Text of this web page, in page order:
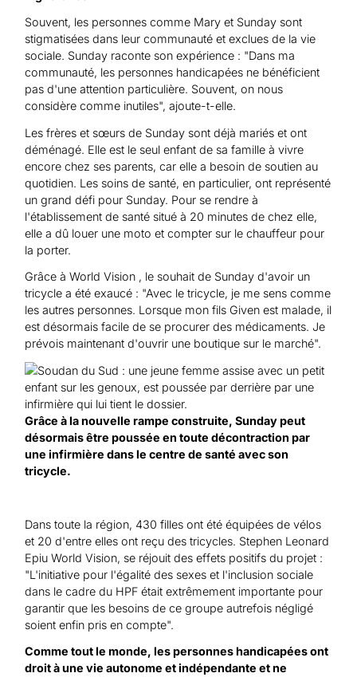
Souvent, les personnes comme Mary et Sunday sont
stigmatisées dans leur communauté et exclues de la vie
sociale. Sunday raconte son expérience : "Dans ma
communauté, les personnes handicapées ne bénéficient
pas d'une attention particulière. Souvent, on nous
considère comme inutiles", ajoute-t-elle.
Les frères et sœurs de Sunday sont déjà mariés et ont
déménagé. Elle est le seul enfant de sa famille à vivre
encore chez ses parents, car elle a besoin de soutien au
quotidien. Les soins de santé, en particulier, ont représenté
un grand défi pour Sunday. Pour se rendre à
l'établissement de santé situé à 20 minutes de chez elle,
elle a dû louer une moto et compter sur le chauffeur pour
la porter.
Grâce à World Vision , le souhait de Sunday d'avoir un
tricycle a été exaucé : "Avec le tricycle, je me sens comme
les autres personnes. Lorsque mon fils Given est malade, il
est désormais facile de se procurer des médicaments. Je
prévois maintenant d'ouvrir une boutique sur le marché".
Grâce à la nouvelle rampe construite, Sunday peut
désormais être poussée en toute décontraction par
une infirmière dans le centre de santé avec son
tricycle.
Dans toute la région, 430 filles ont été équipées de vélos
et 20 d'entre elles ont reçu des tricycles. Stephen Leonard
Epiu World Vision, se réjouit des effets positifs du projet :
"L'initiative pour l'égalité des sexes et l'inclusion sociale
dans le cadre du HPF était extrêmement importante pour
garantir que les besoins de ce groupe autrefois négligé
soient enfin pris en compte".
Comme tout le monde, les personnes handicapées ont
droit à une vie autonome et indépendante et ne